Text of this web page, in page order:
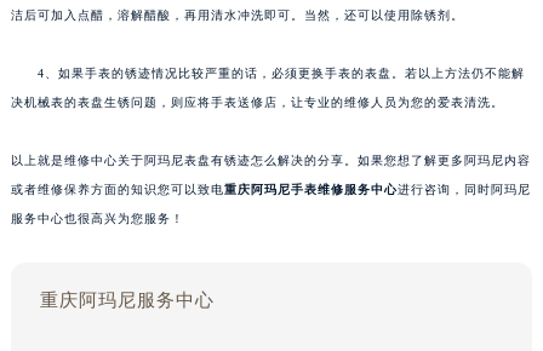
洁后可加入点醋，溶解醋酸，再用清水冲洗即可。当然，还可以使用除锈剂。
4、如果手表的锈迹情况比较严重的话，必须更换手表的表盘。若以上方法仍不能解
决机械表的表盘生锈问题，则应将手表送修店，让专业的维修人员为您的爱表清洗。
以上就是维修中心关于阿玛尼表盘有锈迹怎么解决的分享。如果您想了解更多阿玛尼内容
或者维修保养方面的知识您可以致电重庆阿玛尼手表维修服务中心进行咨询，同时阿玛尼
服务中心也很高兴为您服务！
重庆阿玛尼服务中心